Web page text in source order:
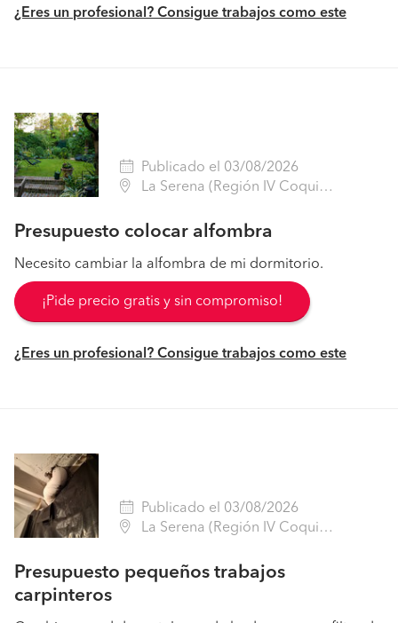
¿Eres un profesional? Consigue trabajos como este
Publicado el 03/08/2026
La Serena (Región IV Coquimbo - Elqui)
Presupuesto colocar alfombra
Necesito cambiar la alfombra de mi dormitorio.
¡Pide precio gratis y sin compromiso!
¿Eres un profesional? Consigue trabajos como este
Publicado el 03/08/2026
La Serena (Región IV Coquimbo - Elqui)
Presupuesto pequeños trabajos
carpinteros